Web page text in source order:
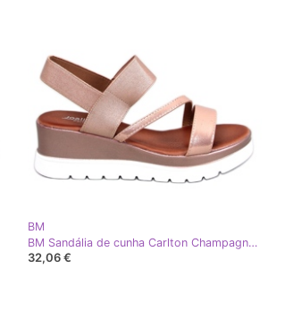
BM
BM Sandália de cunha Carlton Champagne rosa
32,06 €